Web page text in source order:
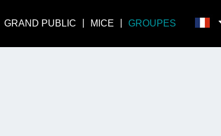
GRAND PUBLIC MICE GROUPES